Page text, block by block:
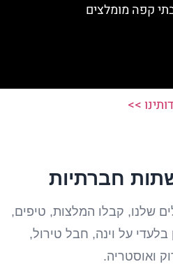
>>
חברתיות
שלנו, קבלו המלצות, טיפים,
בלעדי על וינה, חבל טירול,
ואוסטריה.